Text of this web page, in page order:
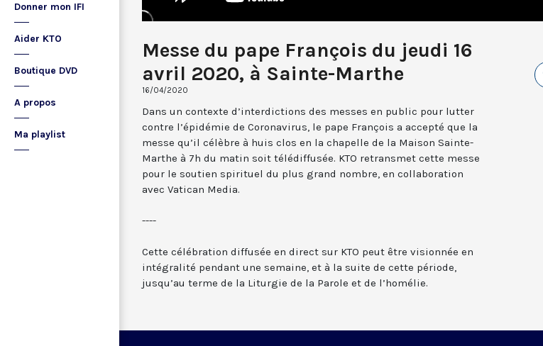
Donner mon IFI
Aider KTO
Boutique DVD
A propos
Ma playlist
Messe du pape François du jeudi 16
avril 2020, à Sainte-Marthe
16/04/2020
Dans un contexte d’interdictions des messes en public pour lutter
contre l’épidémie de Coronavirus, le pape François a accepté que la
messe qu’il célèbre à huis clos en la chapelle de la Maison Sainte-
Marthe à 7h du matin soit télédiffusée. KTO retransmet cette messe
pour le soutien spirituel du plus grand nombre, en collaboration
avec Vatican Media.
----
Cette célébration diffusée en direct sur KTO peut être visionnée en
intégralité pendant une semaine, et à la suite de cette période,
jusqu’au terme de la Liturgie de la Parole et de l’homélie.